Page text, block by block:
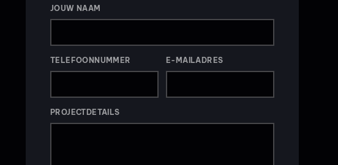
JOUW NAAM
TELEFOONNUMMER E-MAILADRES
PROJECTDETAILS